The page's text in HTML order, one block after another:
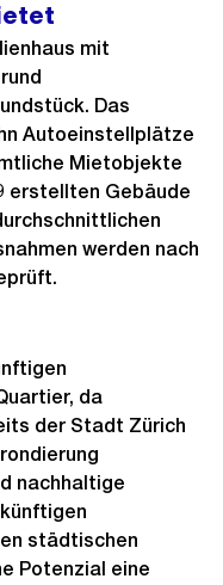
mit
Das
Autoeinstellplätze
Mietobjekte
erstellten Gebäude
werden nach
da
der Stadt Zürich
nachhaltige
städtischen
Potenzial eine